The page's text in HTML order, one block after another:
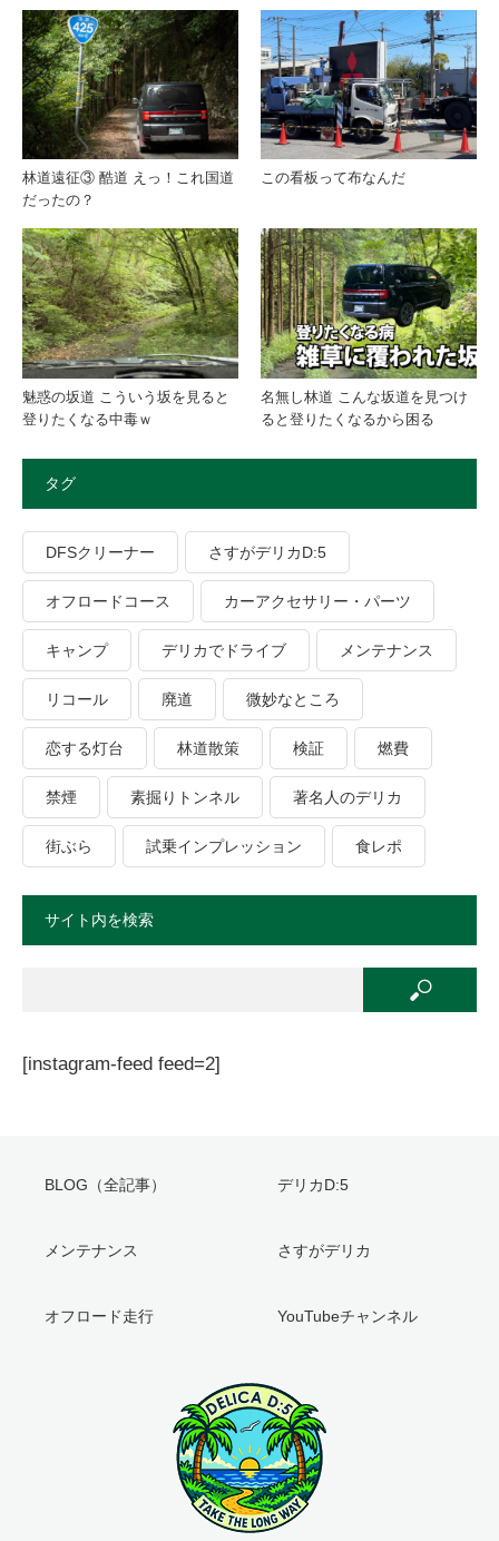
林道遠征③ 酷道 えっ！これ国道
だったの？
この看板って布なんだ
魅惑の坂道 こういう坂を見ると
登りたくなる中毒ｗ
名無し林道 こんな坂道を見つけ
ると登りたくなるから困る
タグ
DFSクリーナー さすがデリカD:5
オフロードコース カーアクセサリー・パーツ
キャンプ デリカでドライブ メンテナンス
リコール 廃道 微妙なところ
恋する灯台 林道散策 検証 燃費
禁煙 素掘りトンネル 著名人のデリカ
街ぶら 試乗インプレッション 食レポ
サイト内を検索
[instagram-feed feed=2]
BLOG（全記事） デリカD:5
メンテナンス さすがデリカ
オフロード走行 YouTubeチャンネル